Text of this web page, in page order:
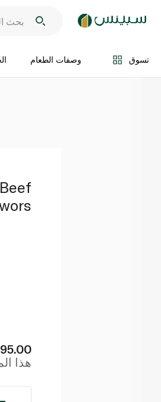
تسوق وصفات الطعام
اضف الى السلة
95.00
هذا